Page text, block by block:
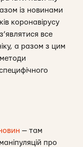
із новинами
коронавірусу
все
а разом з цим
методи
— там
про